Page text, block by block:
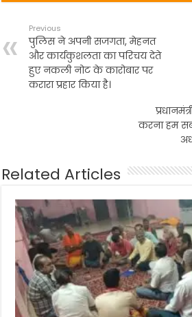
Previous
पुलिस ने अपनी सजगता, मेहनत
और कार्यकुशलता का परिचय देते
हुए नकली नोट के कारोबार पर
करारा प्रहार किया है।
करना हम
Related Articles